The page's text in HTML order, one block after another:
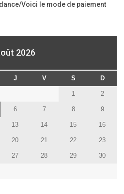
Voici le mode de paiement
2026
J V S D
1 2
6 7 8 9
13 14 15 16
20 21 22 23
27 28 29 30